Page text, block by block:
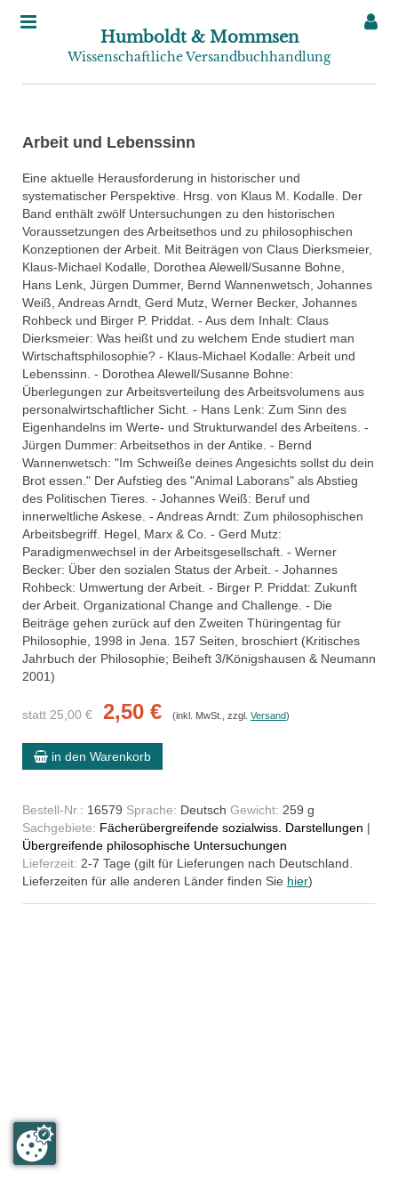
Humboldt & Mommsen
Wissenschaftliche Versandbuchhandlung
Arbeit und Lebenssinn
Eine aktuelle Herausforderung in historischer und
systematischer Perspektive. Hrsg. von Klaus M. Kodalle. Der
Band enthält zwölf Untersuchungen zu den historischen
Voraussetzungen des Arbeitsethos und zu philosophischen
Konzeptionen der Arbeit. Mit Beiträgen von Claus Dierksmeier,
Klaus-Michael Kodalle, Dorothea Alewell/Susanne Bohne,
Hans Lenk, Jürgen Dummer, Bernd Wannenwetsch, Johannes
Weiß, Andreas Arndt, Gerd Mutz, Werner Becker, Johannes
Rohbeck und Birger P. Priddat. - Aus dem Inhalt: Claus
Dierksmeier: Was heißt und zu welchem Ende studiert man
Wirtschaftsphilosophie? - Klaus-Michael Kodalle: Arbeit und
Lebenssinn. - Dorothea Alewell/Susanne Bohne:
Überlegungen zur Arbeitsverteilung des Arbeitsvolumens aus
personalwirtschaftlicher Sicht. - Hans Lenk: Zum Sinn des
Eigenhandelns im Werte- und Strukturwandel des Arbeitens. -
Jürgen Dummer: Arbeitsethos in der Antike. - Bernd
Wannenwetsch: "Im Schweiße deines Angesichts sollst du dein
Brot essen." Der Aufstieg des "Animal Laborans" als Abstieg
des Politischen Tieres. - Johannes Weiß: Beruf und
innerweltliche Askese. - Andreas Arndt: Zum philosophischen
Arbeitsbegriff. Hegel, Marx & Co. - Gerd Mutz:
Paradigmenwechsel in der Arbeitsgesellschaft. - Werner
Becker: Über den sozialen Status der Arbeit. - Johannes
Rohbeck: Umwertung der Arbeit. - Birger P. Priddat: Zukunft
der Arbeit. Organizational Change and Challenge. - Die
Beiträge gehen zurück auf den Zweiten Thüringentag für
Philosophie, 1998 in Jena. 157 Seiten, broschiert (Kritisches
Jahrbuch der Philosophie; Beiheft 3/Königshausen & Neumann
2001)
statt 25,00 € 2,50 € (inkl. MwSt., zzgl. Versand)
in den Warenkorb
Bestell-Nr.: 16579 Sprache: Deutsch Gewicht: 259 g
Sachgebiete: Fächerübergreifende sozialwiss. Darstellungen |
Übergreifende philosophische Untersuchungen
Lieferzeit: 2-7 Tage (gilt für Lieferungen nach Deutschland.
Lieferzeiten für alle anderen Länder finden Sie hier)